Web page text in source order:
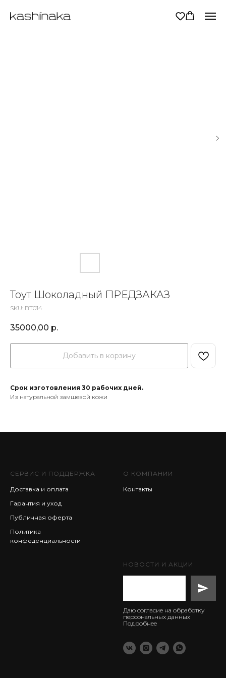
Тоут Шоколадный ПРЕДЗАКАЗ
SKU: BT014
35000,00 р.
Добавить в корзину
Срок изготовления 30 рабочих дней.
Из натуральной замшевой кожи
СЕРВИС И ПОДДЕРЖКА
Доставка и оплата
Гарантия и уход
Публичная оферта
Политика
конфеденциальности
О КОМПАНИИ
Контакты
НОВОСТИ И АКЦИИ
Даю согласие на обработку
персональных данных
Подробнее